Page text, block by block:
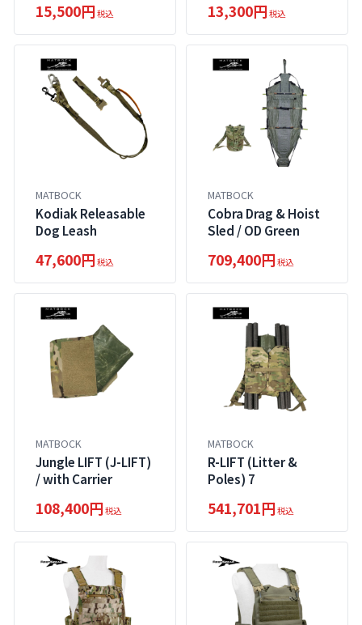
15,500円税込 13,300円税込
MATBOCK
Kodiak Releasable
Dog Leash
47,600円税込
MATBOCK
Cobra Drag & Hoist
Sled / OD Green
709,400円税込
MATBOCK
Jungle LIFT (J-LIFT)
/ with Carrier
108,400円税込
MATBOCK
R-LIFT (Litter &
Poles) 7
541,701円税込